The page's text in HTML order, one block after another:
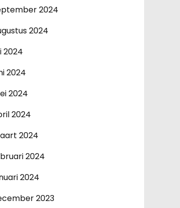
2024
2024
2024
2024
2024
2024
2024
2024
2024
2023